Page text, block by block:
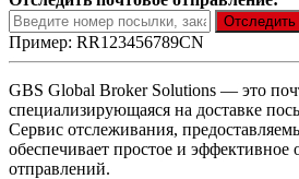
Пример: RR123456789CN
GBS Global Broker Solutions — это
специализирующаяся на доставке
Сервис отслеживания,
обеспечивает простое и эффективное
отправлений.